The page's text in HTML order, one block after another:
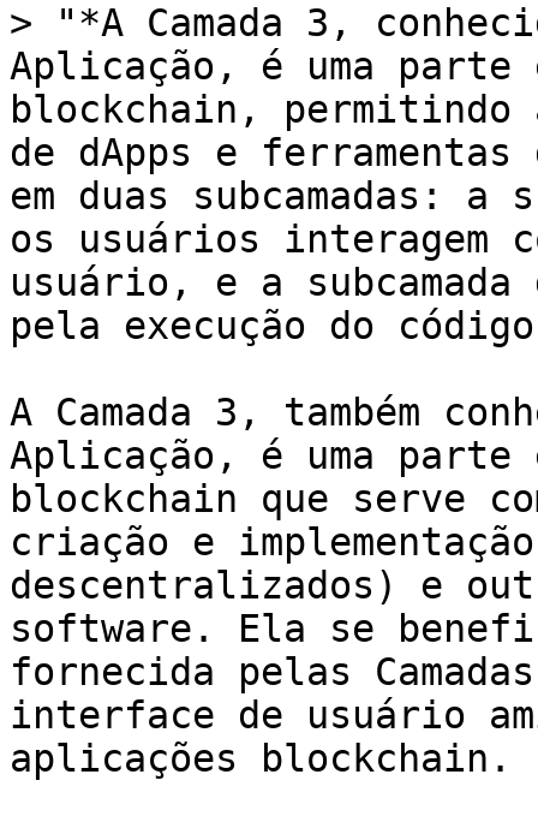
> "*A Camada 3,
Aplicação, é uma
blockchain, permitindo
de dApps e
em duas subcamadas: a
os usuários interagem
usuário, e a
pela execução do
A Camada 3, também
Aplicação, é uma
blockchain que serve
criação e
descentralizados) e
software. Ela se
fornecida pelas
interface de usuário
aplicações blockchain.